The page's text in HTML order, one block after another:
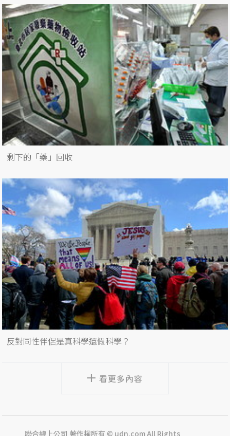
剩下的「藥」回收
反對同性伴侶是真科學還假科學？
看更多內容
聯合線上公司 著作權所有 © udn.com All Rights